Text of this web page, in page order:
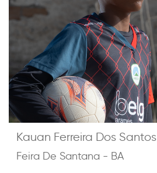
Kauan Ferreira Dos Santos
Feira De Santana - BA